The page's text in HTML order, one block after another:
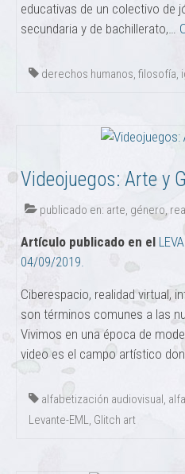
educativas de un colectivo de
secundaria y de bachillerato,…
derechos humanos, filosofía,
Videojuegos: Arte y
publicado en: arte género
Artículo publicado en el
04/09/2019.
Ciberespacio, realidad virtual,
son términos comunes a las
Vivimos en una época de
video es el campo artístico
alfabetización audiovisual
Levante-EML
Glitch art